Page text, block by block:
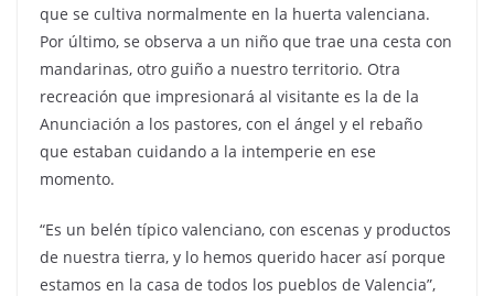
que se cultiva normalmente en la huerta valenciana.
Por último, se observa a un niño que trae una cesta con
mandarinas, otro guiño a nuestro territorio. Otra
recreación que impresionará al visitante es la de la
Anunciación a los pastores, con el ángel y el rebaño
que estaban cuidando a la intemperie en ese
momento.
“Es un belén típico valenciano, con escenas y productos
de nuestra tierra, y lo hemos querido hacer así porque
estamos en la casa de todos los pueblos de Valencia”,